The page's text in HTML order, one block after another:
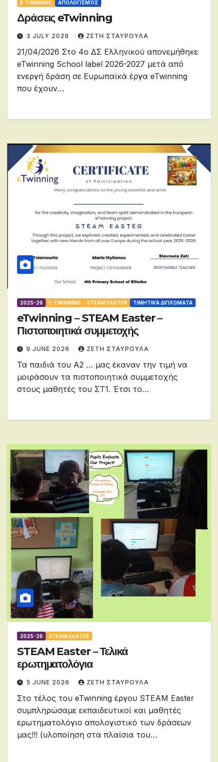
E-TWINNING ΑΠΟΛΟΓΙΣΜΌΣ
Δράσεις eTwinning
3 JULY 2026 ΖΕΤΗ ΣΤΑΥΡΟΥΛΑ
21/04/2026 Στο 4ο ΔΣ Ελληνικού απονεμήθηκε
eTwinning School label 2026-2027 μετά από
ενεργή δράση σε Ευρωπαϊκά έργα eTwinning
που έχουν…
2025-26 E-TWINNING STEAM EASTER ΤΙΜΗΤΙΚΆ ΔΙΠΛΏΜΑΤΑ
eTwinning – STEAM Easter –
Πιστοποιητικά συμμετοχής
9 JUNE 2026 ΖΕΤΗ ΣΤΑΥΡΟΥΛΑ
Τα παιδιά του Α2 … μας έκαναν την τιμή να
μοιράσουν τα πιστοποιητικά συμμετοχής
στους μαθητές του ΣΤ1. Έτσι το…
2025-26 STEAM EASTER
STEAM Easter – Τελικά
ερωτηματολόγια
5 JUNE 2026 ΖΕΤΗ ΣΤΑΥΡΟΥΛΑ
Στο τέλος του eTwinning έργου STEAM Easter
συμπληρώσαμε εκπαιδευτικοί και μαθητές
ερωτηματολόγιο απολογιστικό των δράσεων
μας!!! (υλοποίηση στα πλαίσια του…